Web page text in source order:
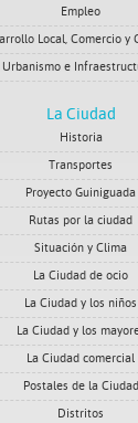
Empleo
Local, Comercio y
Urbanismo e
La Ciudad
Historia
Transportes
Proyecto Guiniguada
Rutas por la ciudad
Situación y Clima
La Ciudad de ocio
La Ciudad y los niños
La Ciudad y los
La Ciudad comercial
Postales de la Ciudad
Distritos